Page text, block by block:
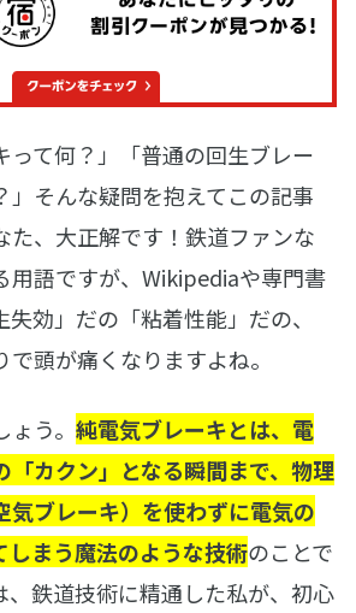
って何？」「普通の回生ブレー
」そんな疑問を抱えてこの記事
た、大正解です！鉄道ファンな
用語ですが、Wikipediaや専門書
効」だの「粘着性能」だの、
頭が痛くなりますよね。
う。 純電気ブレーキとは、電
「カクン」となる瞬間まで、物理
気ブレーキ）を使わずに電気の
しまう魔法のような技術のことで
、鉄道技術に精通した私が、初心